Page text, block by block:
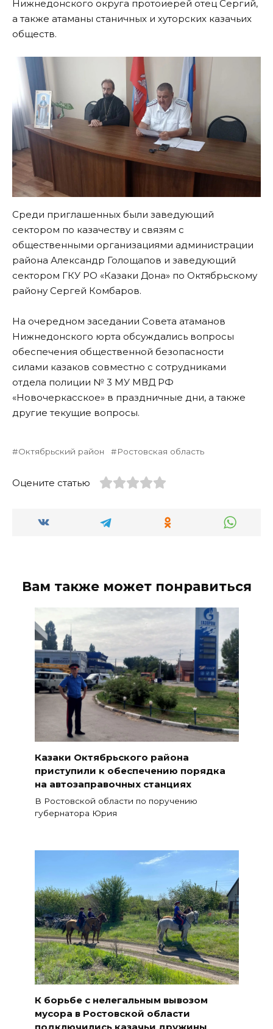
Нижнедонского округа протоиерей отец Сергий,
а также атаманы станичных и хуторских казачьих
обществ.
Среди приглашенных были заведующий
сектором по казачеству и связям с
общественными организациями администрации
района Александр Голощапов и заведующий
сектором ГКУ РО «Казаки Дона» по Октябрьскому
району Сергей Комбаров.
На очередном заседании Совета атаманов
Нижнедонского юрта обсуждались вопросы
обеспечения общественной безопасности
силами казаков совместно с сотрудниками
отдела полиции № 3 МУ МВД РФ
«Новочеркасское» в праздничные дни, а также
другие текущие вопросы.
Октябрьский район Ростовская область
Оцените статью
Вам также может понравиться
Казаки Октябрьского района
приступили к обеспечению порядка
на автозаправочных станциях
В Ростовской области по поручению
губернатора Юрия
К борьбе с нелегальным вывозом
мусора в Ростовской области
подключились казачьи дружины